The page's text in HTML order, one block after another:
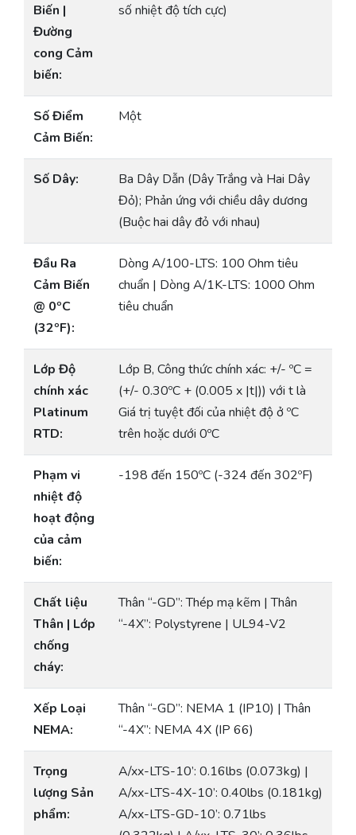
Biến |
Đường
cong Cảm
biến:
số nhiệt độ tích cực)
Số Điểm
Cảm Biến:
Một
Số Dây:
Ba Dây Dẫn (Dây Trắng và Hai Dây
Đỏ); Phản ứng với chiều dây dương
(Buộc hai dây đỏ với nhau)
Đầu Ra
Cảm Biến
@ 0ºC
(32ºF):
Dòng A/100-LTS: 100 Ohm tiêu
chuẩn | Dòng A/1K-LTS: 1000 Ohm
tiêu chuẩn
Lớp Độ
chính xác
Platinum
RTD:
Lớp B, Công thức chính xác: +/- ºC =
(+/- 0.30ºC + (0.005 x |t|)) với t là
Giá trị tuyệt đối của nhiệt độ ở ºC
trên hoặc dưới 0ºC
Phạm vi
nhiệt độ
hoạt động
của cảm
biến:
-198 đến 150ºC (-324 đến 302ºF)
Chất liệu
Thân | Lớp
chống
cháy:
Thân “-GD”: Thép mạ kẽm | Thân
“-4X”: Polystyrene | UL94-V2
Xếp Loại
NEMA:
Thân “-GD”: NEMA 1 (IP10) | Thân
“-4X”: NEMA 4X (IP 66)
Trọng
lượng Sản
phẩm:
A/xx-LTS-10’: 0.16lbs (0.073kg) |
A/xx-LTS-4X-10’: 0.40lbs (0.181kg)
A/xx-LTS-GD-10’: 0.71lbs